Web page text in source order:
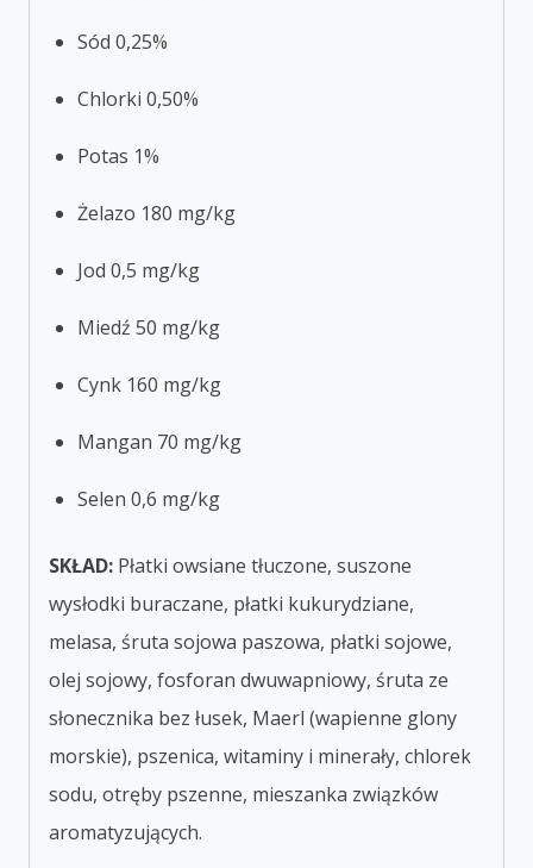
Sód 0,25%
Chlorki 0,50%
Potas 1%
Żelazo 180 mg/kg
Jod 0,5 mg/kg
Miedź 50 mg/kg
Cynk 160 mg/kg
Mangan 70 mg/kg
Selen 0,6 mg/kg
SKŁAD: Płatki owsiane tłuczone, suszone
wysłodki buraczane, płatki kukurydziane,
melasa, śruta sojowa paszowa, płatki sojowe,
olej sojowy, fosforan dwuwapniowy, śruta ze
słonecznika bez łusek, Maerl (wapienne glony
morskie), pszenica, witaminy i minerały, chlorek
sodu, otręby pszenne, mieszanka związków
aromatyzujących.